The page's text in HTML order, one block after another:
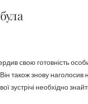
свою готовність
також знову наголосив
зустрічі необхідно